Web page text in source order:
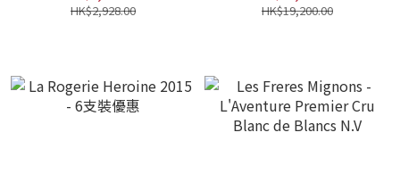
裝優惠
HK$2,928.00 HK$19,200.00